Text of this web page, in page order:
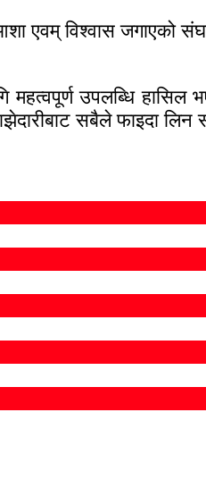
एवम् विश्वास जगाएको
महत्वपूर्ण उपलब्धि
सबैले फाइदा